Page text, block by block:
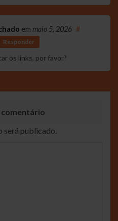
em maio 5, 2026 #
Responder
os links, por favor?
comentário
será publicado.